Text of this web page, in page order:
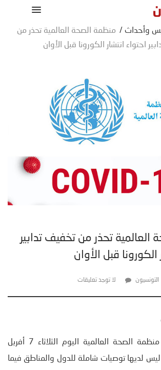
وأحداث / منظمة الصحة العالمية تحذر من
احتواء انتشار الكورونا قبل الأوان
تحذر من تخفيف تدابير
الكورونا قبل الأوان
التونسيون لا توجد تعليقات
قال متحدث باسم منظمة الصحة العالمية اليوم الثلاثاء 7 أفريل
ليس لديها توصيات شاملة للدول والمناطق فيما